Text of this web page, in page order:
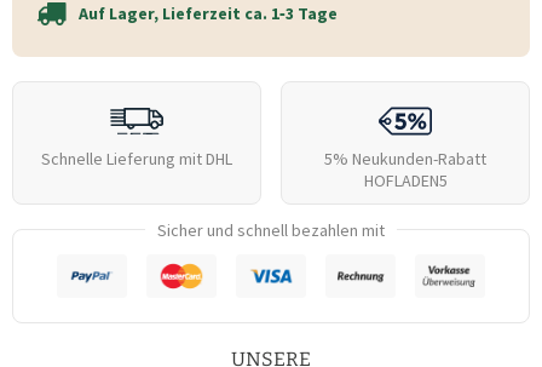
Auf Lager, Lieferzeit ca. 1‑3 Tage
Schnelle Lieferung mit DHL
5% Neukunden-Rabatt
HOFLADEN5
Sicher und schnell bezahlen mit
UNSERE